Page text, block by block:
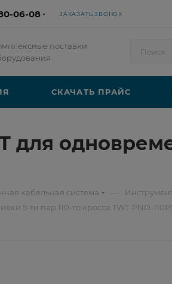
06-08 ЗАКАЗАТЬ ЗВОНОК
поставки
СКАЧАТЬ ПРАЙС
для
кабельная система
5-ти пар 110-го кросса TWT-PND-